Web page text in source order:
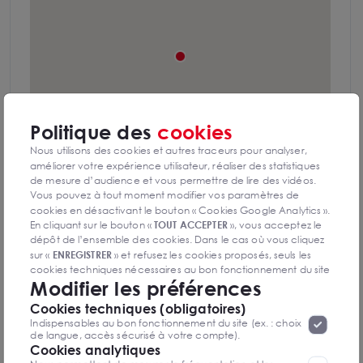
Aéroport Toulouse Blagnac à proximité
immédiate
Autobus ligne 30 au pied de l'immeuble
Autoroute A621 à 2 km
Gare Toulouse Matabiau à 9 km
Politique des cookies
Nous utilisons des cookies et autres traceurs pour analyser,
améliorer votre expérience utilisateur, réaliser des statistiques
de mesure d’audience et vous permettre de lire des vidéos.
Vous pouvez à tout moment modifier vos paramètres de
cookies en désactivant le bouton « Cookies Google Analytics ».
En cliquant sur le bouton «TOUT ACCEPTER», vous acceptez le
dépôt de l’ensemble des cookies. Dans le cas où vous cliquez
sur « ENREGISTRER» et refusez les cookies proposés, seuls les
cookies techniques nécessaires au bon fonctionnement du site
seront déposés. Pour plus d’informations, vous pouvez consulter
«Protection des données à caractère
personnel ».Lorsque vous naviguez sur notre site internet, il
peut être amenée à déposer des cookies. Vous avez la
possibilité de désactiver les cookies, ces réglages ne seront
Modifier les préférences
Cookies techniques (obligatoires)
Indispensables au bon fonctionnement du site (ex. : choix
de langue, accès sécurisé à votre compte).
Cookies analytiques